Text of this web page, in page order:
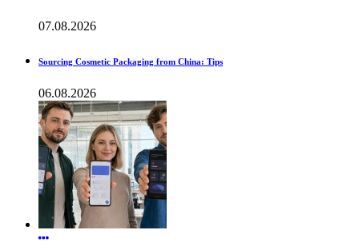
07.08.2026
Sourcing Cosmetic Packaging from China: Tips
06.08.2026